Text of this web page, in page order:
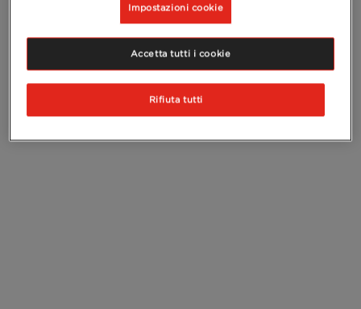
Impostazioni cookie
Rifiuta tutti
Accetta tutti i cookie